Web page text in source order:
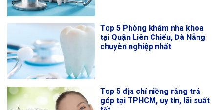
Top 5 Phòng khám nha khoa
tại Quận Liên Chiểu, Đà Nẵng
chuyên nghiệp nhất
Top 5 địa chỉ niềng răng trả
góp tại TPHCM, uy tín, lãi suất